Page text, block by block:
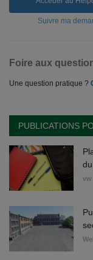
Suivre ma
Foire aux
Une question pratique ?
PUBLICATIONS
du
vw